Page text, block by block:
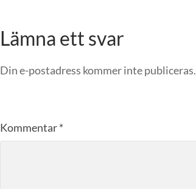
Lämna ett svar
Din e-postadress kommer inte publiceras.
Kommentar*